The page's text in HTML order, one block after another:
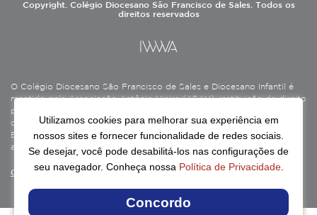
Copyright. Colégio Diocesano São Francisco de Sales. Todos os
direitos reservados
O Colégio Diocesano São Francisco de Sales e Diocesano Infantil é
mantido pela Associação Antônio Vieira (ASAV), instituição de direito
privado sem fins lucrativos, filantrópica, de natureza educativa,
cultural, assistencial e beneficente, certificada como Entidade
Beneficente de Assistência Social (CEBAS), nas áreas de educação e
assistência social.
Continue lendo
Utilizamos cookies para melhorar sua experiência em
nossos sites e fornecer funcionalidade de redes sociais.
Se desejar, você pode desabilitá-los nas configurações de
seu navegador. Conheça nossa Política de Privacidade.
Concordo